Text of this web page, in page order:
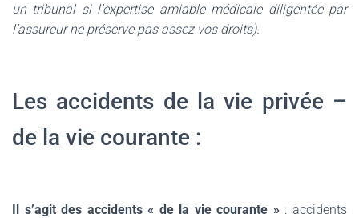
un tribunal si l’expertise amiable médicale diligentée par
l’assureur ne préserve pas assez vos droits).
Les accidents de la vie privée –
de la vie courante :
Il s’agit des accidents « de la vie courante »: accidents